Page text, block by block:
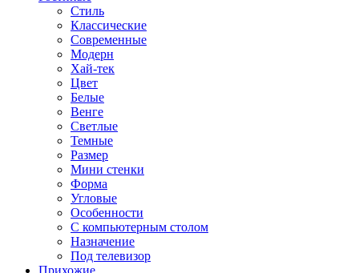
Стиль
Классические
Современные
Модерн
Хай-тек
Цвет
Белые
Венге
Светлые
Темные
Размер
Мини стенки
Форма
Угловые
Особенности
С компьютерным столом
Назначение
Под телевизор
Прихожие